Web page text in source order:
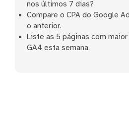
nos últimos 7 dias?
Compare o CPA do Google
o anterior.
Liste as 5 páginas com
GA4 esta semana.